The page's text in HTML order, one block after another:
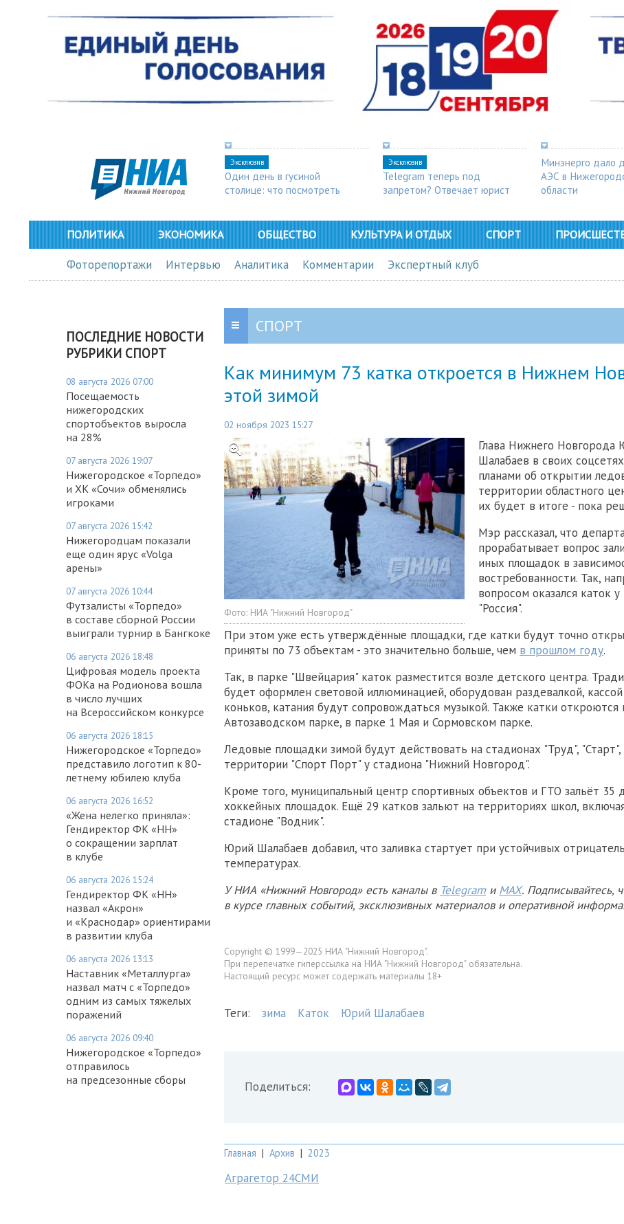
Эксклюзив
Один день в гусиной
столице: что посмотреть
Эксклюзив
Telegram теперь под
запретом? Отвечает юрист
Минэнерго дало
АЭС в
области
ПОЛИТИКА ЭКОНОМИКА ОБЩЕСТВО КУЛЬТУРА И ОТДЫХ СПОРТ
Фоторепортажи Интервью Аналитика Комментарии Экспертный клуб
ПОСЛЕДНИЕ НОВОСТИ
РУБРИКИ СПОРТ
08 августа 2026 07:00
Посещаемость
нижегородских
спортобъектов выросла
на 28%
07 августа 2026 19:07
Нижегородское «Торпедо»
и ХК «Сочи» обменялись
игроками
07 августа 2026 15:42
Нижегородцам показали
еще один ярус «Volga
арены»
07 августа 2026 10:44
Футзалисты «Торпедо»
в составе сборной России
выиграли турнир в Бангкоке
06 августа 2026 18:48
Цифровая модель проекта
ФОКа на Родионова вошла
в число лучших
на Всероссийском конкурсе
06 августа 2026 18:15
Нижегородское «Торпедо»
представило логотип к 80-
летнему юбилею клуба
06 августа 2026 16:52
«Жена нелегко приняла»:
Гендиректор ФК «НН»
о сокращении зарплат
в клубе
06 августа 2026 15:24
Гендиректор ФК «НН»
назвал «Акрон»
и «Краснодар» ориентирами
в развитии клуба
06 августа 2026 13:13
Наставник «Металлурга»
назвал матч с «Торпедо»
одним из самых тяжелых
поражений
06 августа 2026 09:40
Нижегородское «Торпедо»
отправилось
на предсезонные сборы
СПОРТ
Как минимум 73 катка откроется в Нижнем
этой зимой
02 ноября 2023 15:27
Фото: НИА "Нижний Новгород"
Глава Нижнего Новгорода
Шалабаев в своих
планами об открытии
территории областного
их будет в итоге - пока
Мэр рассказал, что
прорабатывает вопрос
иных площадок в
востребованности. Так,
вопросом оказался каток
"Россия".
При этом уже есть утверждённые площадки, где катки будут точно
приняты по 73 объектам - это значительно больше, чем в прошлом году.
Так, в парке "Швейцария" каток разместится возле детского центра.
будет оформлен световой иллюминацией, оборудован раздевалкой,
коньков, катания будут сопровождаться музыкой. Также катки откроются
Автозаводском парке, в парке 1 Мая и Сормовском парке.
Ледовые площадки зимой будут действовать на стадионах "Труд",
территории "Спорт Порт" у стадиона "Нижний Новгород".
Кроме того, муниципальный центр спортивных объектов и ГТО зальёт 35
хоккейных площадок. Ещё 29 катков зальют на территориях школ,
стадионе "Водник".
Юрий Шалабаев добавил, что заливка стартует при устойчивых
температурах.
У НИА «Нижний Новгород» есть каналы в Telegram и MAX. Подписывайтесь,
в курсе главных событий, эксклюзивных материалов и оперативной
Copyright © 1999—2025 НИА "Нижний Новгород".
При перепечатке гиперссылка на НИА "Нижний Новгород" обязательна.
Настоящий ресурс может содержать материалы 18+
Теги: зима Каток Юрий Шалабаев
Поделиться:
Главная | Архив | 2023
Аграгетор 24СМИ